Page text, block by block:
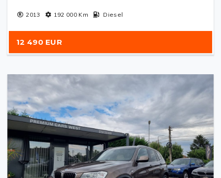
2013 192 000Km Diesel
12 490 EUR